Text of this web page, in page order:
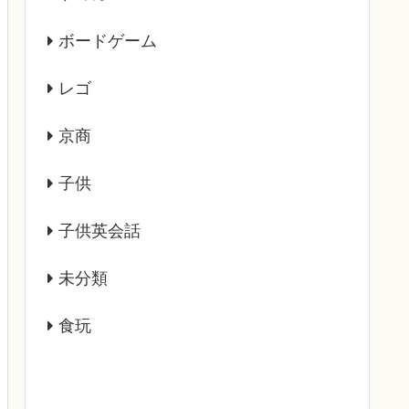
ボードゲーム
レゴ
京商
子供
子供英会話
未分類
食玩